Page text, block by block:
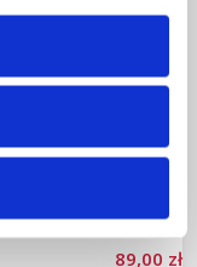
89,00 zł